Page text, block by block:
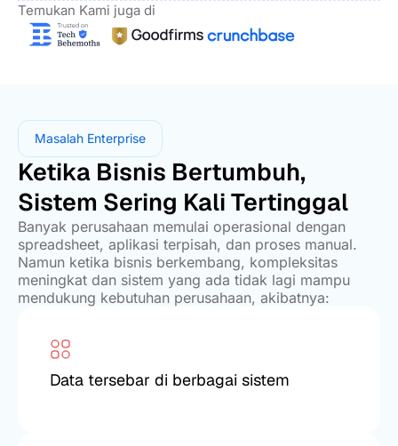
Temukan Kami juga di
Masalah Enterprise
Ketika Bisnis Bertumbuh,
Sistem Sering Kali Tertinggal
Banyak perusahaan memulai operasional dengan
spreadsheet, aplikasi terpisah, dan proses manual.
Namun ketika bisnis berkembang, kompleksitas
meningkat dan sistem yang ada tidak lagi mampu
mendukung kebutuhan perusahaan, akibatnya:
Data tersebar di berbagai sistem